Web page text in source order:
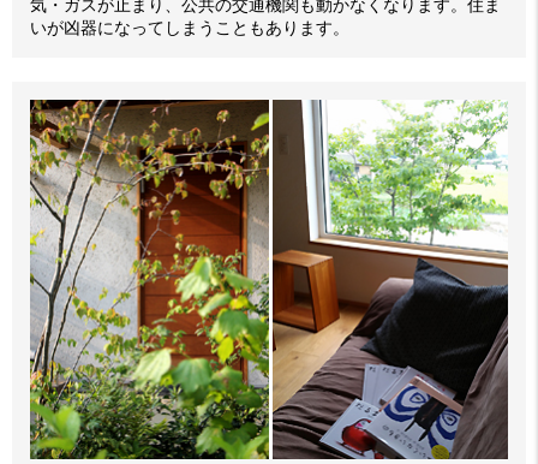
気・ガスが止まり、公共の交通機関も動かなくなります。住ま
いが凶器になってしまうこともあります。